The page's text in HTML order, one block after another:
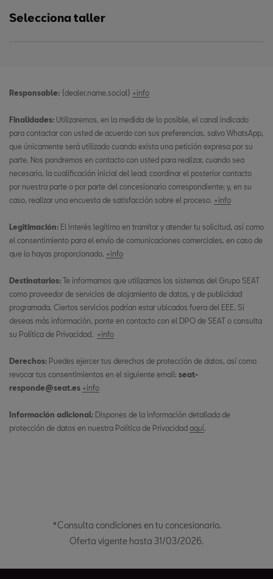
Selecciona taller
Responsable: {dealer.name.social} +info
Finalidades: Utilizaremos, en la medida de lo posible, el canal indicado
para contactar con usted de acuerdo con sus preferencias, salvo WhatsApp,
que únicamente será utilizado cuando exista una petición expresa por su
parte. Nos pondremos en contacto con usted para realizar, cuando sea
necesario, la cualificación inicial del lead; coordinar el posterior contacto
por nuestra parte o por parte del concesionario correspondiente; y, en su
caso, realizar una encuesta de satisfacción sobre el proceso. +info
Legitimación: El interés legítimo en tramitar y atender tu solicitud, así como
el consentimiento para el envío de comunicaciones comerciales, en caso de
que lo hayas proporcionado. +info
Destinatarios: Te informamos que utilizamos los sistemas del Grupo SEAT
como proveedor de servicios de alojamiento de datos, y de publicidad
programada. Ciertos servicios podrían estar ubicados fuera del EEE. Si
deseas más información, ponte en contacto con el DPO de SEAT o consulta
su Política de Privacidad. +info
Derechos: Puedes ejercer tus derechos de protección de datos, así como
revocar tus consentimientos en el siguiente email: seat-
responde@seat.es +info
Información adicional: Dispones de la información detallada de
protección de datos en nuestra Política de Privacidad aquí.
*Consulta condiciones en tu concesionario.
Oferta vigente hasta 31/03/2026.